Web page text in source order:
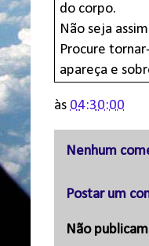
do corpo.
Não seja
Procure
apareça e
às 04:30:00
Nenhum
Postar um
Não